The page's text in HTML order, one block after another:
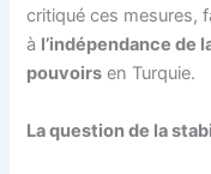
critiqué ces mesures,
à l’indépendance de
pouvoirs en Turquie.
La question de la